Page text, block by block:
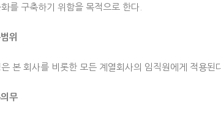
를 구축하기 위함을 목적으로 한다.
위
본 회사를 비롯한 모든 계열회사의 임직원에게 적용된
무